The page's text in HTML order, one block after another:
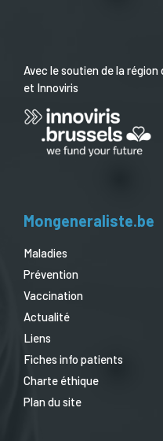
Avec le soutien de la
et Innoviris
Mongeneraliste.be
Maladies
Prévention
Vaccination
Actualité
Liens
Fiches info patients
Charte éthique
Plan du site